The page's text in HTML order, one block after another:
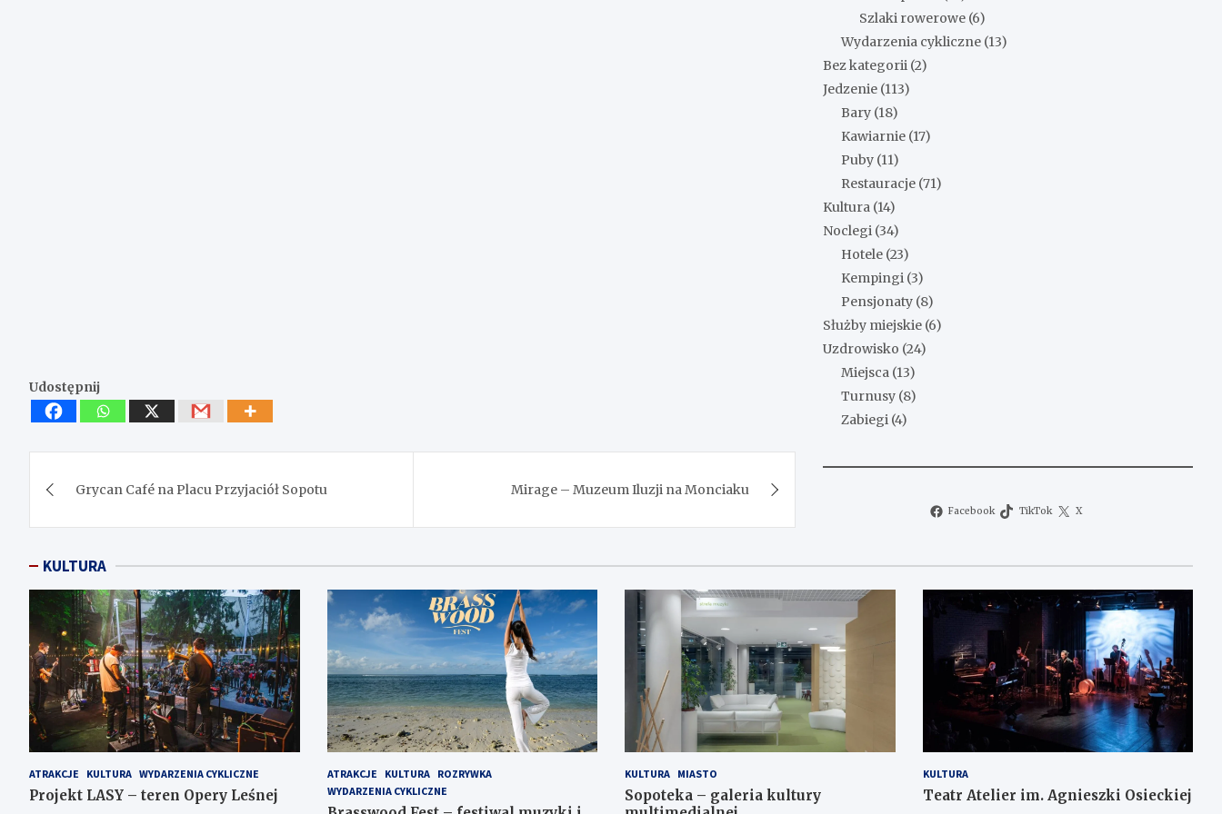
Udostępnij
wpisu
Grycan Café na Placu Przyjaciół Sopotu Mirage – Muzeum Iluzji na Monciaku
Szlaki rowerowe (6)
Wydarzenia cykliczne (13)
Bez kategorii (2)
Jedzenie (113)
Bary (18)
Kawiarnie (17)
Puby (11)
Restauracje (71)
Kultura (14)
Noclegi (34)
Hotele (23)
Kempingi (3)
Pensjonaty (8)
Służby miejskie (6)
Uzdrowisko (24)
Miejsca (13)
Turnusy (8)
Zabiegi (4)
Facebook TikTok X
KULTURA
ATRAKCJE KULTURA WYDARZENIA CYKLICZNE
Projekt LASY – teren Opery Leśnej
ATRAKCJE KULTURA
ROZRYWKA
WYDARZENIA CYKLICZNE
KULTURA MIASTO
Sopoteka – galeria kultury
KULTURA
Teatr Atelier im. Agnieszki Osieckiej